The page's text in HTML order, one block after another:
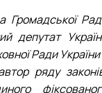
Громадської
депутат
Ради України
ряду